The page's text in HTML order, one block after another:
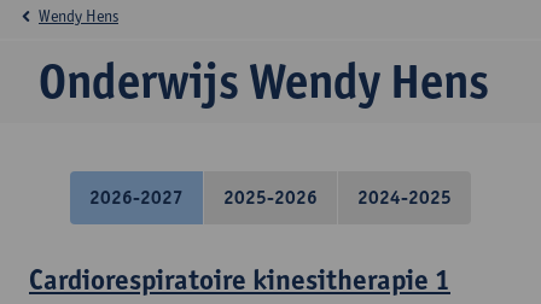
Onderwijs Wendy Hens
Wendy Hens
2026-2027 2025-2026 2024-2025
Cardiorespiratoire kinesitherapie 1